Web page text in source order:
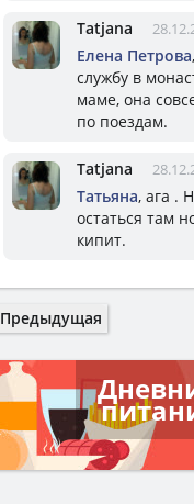
Tatjana
Елена Петрова
службу в
маме, она
по поездам.
Tatjana
Татьяна, ага .
остаться там
кипит.
Предыдущая